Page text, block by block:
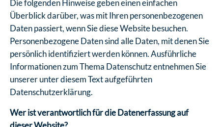
Die folgenden Hinweise geben einen einfachen
Überblick darüber, was mit Ihren personenbezogenen
Daten passiert, wenn Sie diese Website besuchen.
Personenbezogene Daten sind alle Daten, mit denen Sie
persönlich identifiziert werden können. Ausführliche
Informationen zum Thema Datenschutz entnehmen Sie
unserer unter diesem Text aufgeführten
Datenschutzerklärung.
Wer ist verantwortlich für die Datenerfassung auf